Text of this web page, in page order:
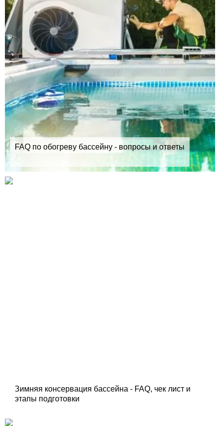
FAQ по обогреву бассейну - вопросы и ответы
Зимняя консервация бассейна - FAQ, чек лист и
этапы подготовки